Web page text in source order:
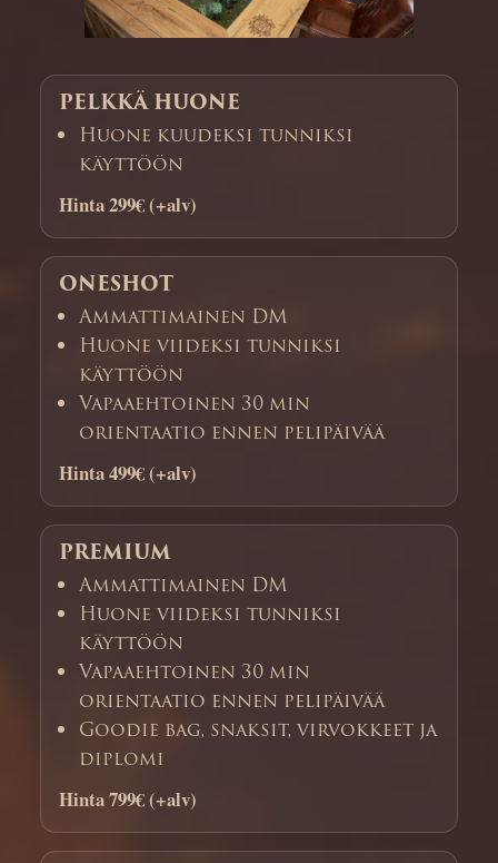
PELKKÄ HUONE
Huone kuudeksi tunniksi
käyttöön
Hinta 299€ (+alv)
ONESHOT
Ammattimainen DM
Huone viideksi tunniksi
käyttöön
Vapaaehtoinen 30 min
orientaatio ennen pelipäivää
Hinta 499€ (+alv)
PREMIUM
Ammattimainen DM
Huone viideksi tunniksi
käyttöön
Vapaaehtoinen 30 min
orientaatio ennen pelipäivää
Goodie bag, snaksit, virvokkeet ja
diplomi
Hinta 799€ (+alv)